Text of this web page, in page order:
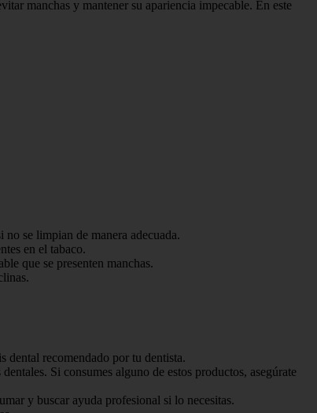
manchas y mantener su apariencia impecable. En este
se limpian de manera adecuada.
en el tabaco.
que se presenten manchas.
dental recomendado por tu dentista.
Si consumes alguno de estos productos, asegúrate
y buscar ayuda profesional si lo necesitas.